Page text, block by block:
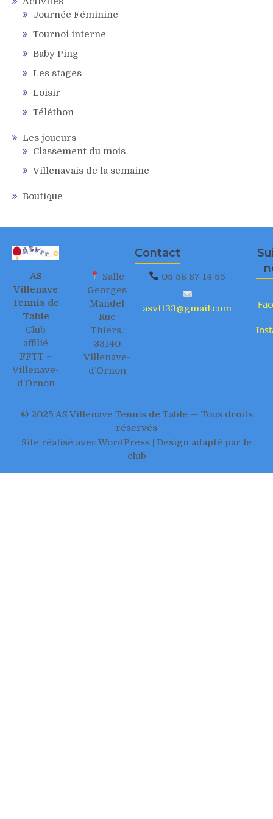
Journée Féminine
Tournoi interne
Baby Ping
Les stages
Loisir
Téléthon
Les joueurs
Classement du mois
Villenavais de la semaine
Boutique
AS
Villenave
Tennis de
Table
Club
affilié
FFTT –
Villenave-
d’Ornon
Contact
Salle
Georges
Mandel
Rue
Thiers,
33140
Villenave-
d’Ornon
05 56 87 14 55
asvtt33@gmail.com
© 2025 AS Villenave Tennis de Table — Tous droits
réservés
Site réalisé avec WordPress | Design adapté par le
club